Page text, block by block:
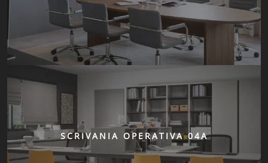
SCRIVANIA OPERATIVA 04A